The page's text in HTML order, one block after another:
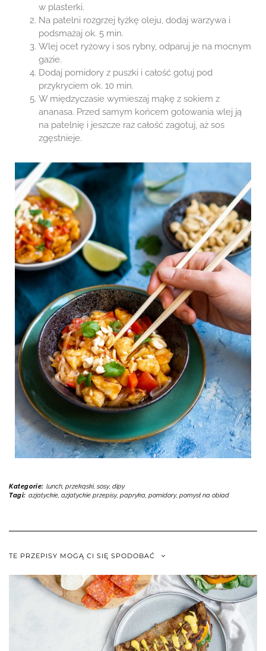
w plasterki.
Na patelni rozgrzej łyżkę oleju, dodaj warzywa i
podsmażaj ok. 5 min.
Wlej ocet ryżowy i sos rybny, odparuj je na mocnym
gazie.
Dodaj pomidory z puszki i całość gotuj pod
przykryciem ok. 10 min.
W międzyczasie wymieszaj mąkę z sokiem z
ananasa. Przed samym końcem gotowania wlej ją
na patelnię i jeszcze raz całość zagotuj, aż sos
zgęstnieje.
Kategorie: lunch, przekąski, sosy, dipy
Tagi: azjatyckie, azjatyckie przepisy, papryka, pomidory, pomysł na obiad
TE PRZEPISY MOGĄ CI SIĘ SPODOBAĆ